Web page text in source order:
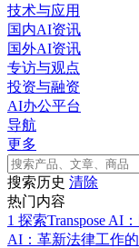
技术与应用
国内AI资讯
国外AI资讯
专访与观点
投资与融资
AI办公平台
导航
更多
搜索历史 清除
热门内容
1 探索Transpose AI
AI：革新法律工作